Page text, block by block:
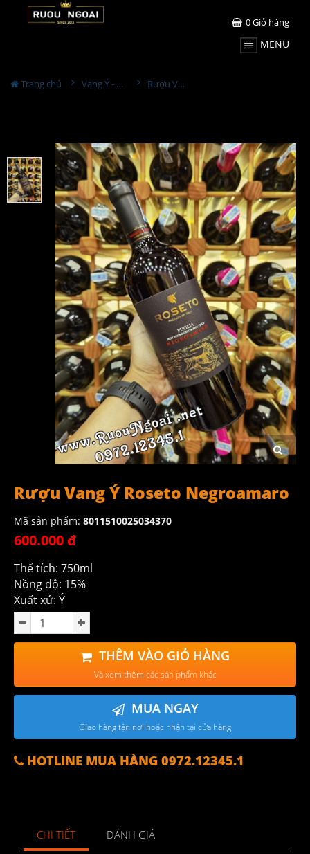
0Giỏ hàng
MENU
Trang chủ Vang Ý - Italia Rượu Vang Ý Roseto Negroamaro
Rượu Vang Ý Roseto Negroamaro
Mã sản phẩm: 8011510025034370
600.000 đ
Thể tích: 750ml
Nồng độ: 15%
Xuất xứ: Ý
THÊM VÀO GIỎ HÀNG
Và xem thêm các sản phẩm khác
MUA NGAY
Giao hàng tận nơi hoặc nhận tại cửa hàng
HOTLINE MUA HÀNG 0972.12345.1
CHI TIẾT ĐÁNH GIÁ